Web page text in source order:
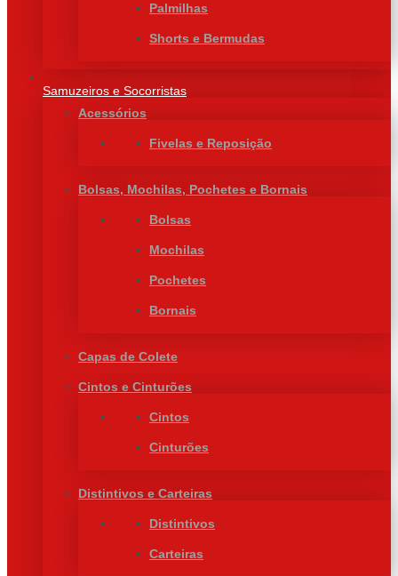
Palmilhas
Shorts e Bermudas
Samuzeiros e Socorristas
Acessórios
Fivelas e Reposição
Bolsas, Mochilas, Pochetes e Bornais
Bolsas
Mochilas
Pochetes
Bornais
Capas de Colete
Cintos e Cinturões
Cintos
Cinturões
Distintivos e Carteiras
Distintivos
Carteiras